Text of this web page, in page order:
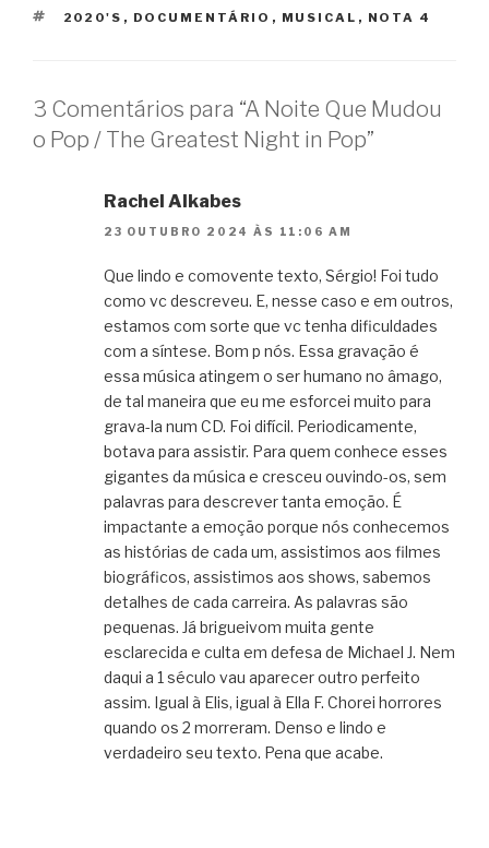
TAGS
2020'S , DOCUMENTÁRIO , MUSICAL , NOTA 4
3 Comentários para “A Noite Que Mudou
o Pop / The Greatest Night in Pop”
Rachel Alkabes
23 OUTUBRO 2024 ÀS 11:06 AM
Que lindo e comovente texto, Sérgio! Foi tudo
como vc descreveu. E, nesse caso e em outros,
estamos com sorte que vc tenha dificuldades
com a síntese. Bom p nós. Essa gravação é
essa música atingem o ser humano no âmago,
de tal maneira que eu me esforcei muito para
grava-la num CD. Foi difícil. Periodicamente,
botava para assistir. Para quem conhece esses
gigantes da música e cresceu ouvindo-os, sem
palavras para descrever tanta emoção. É
impactante a emoção porque nós conhecemos
as histórias de cada um, assistimos aos filmes
biográficos, assistimos aos shows, sabemos
detalhes de cada carreira. As palavras são
pequenas. Já brigueivom muita gente
esclarecida e culta em defesa de Michael J. Nem
daqui a 1 século vau aparecer outro perfeito
assim. Igual à Elis, igual à Ella F. Chorei horrores
quando os 2 morreram. Denso e lindo e
verdadeiro seu texto. Pena que acabe.